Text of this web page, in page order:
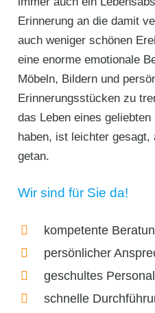
Erinnerung an die damit
auch weniger schönen
eine enorme emotionale
Möbeln, Bildern und
Erinnerungsstücken zu
das Leben eines
haben, ist leichter
getan.
Wir sind für Sie da!
kompetente
persönlicher
geschultes Personal
schnelle